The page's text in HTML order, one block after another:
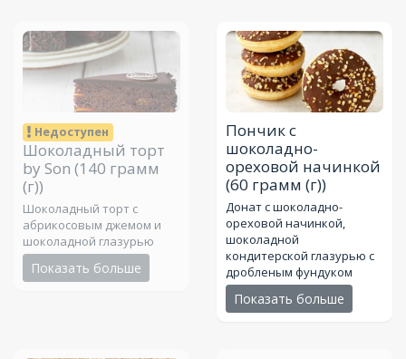
Недоступен
Шоколадный торт
by Son (140 грамм
(г))
Шоколадный торт с
абрикосовым джемом и
шоколадной глазурью
Показать больше
Пончик с
шоколадно-
ореховой начинкой
(60 грамм (г))
Донат с шоколадно-
ореховой начинкой,
шоколадной
кондитерской глазурью с
дробленым фундуком
Показать больше